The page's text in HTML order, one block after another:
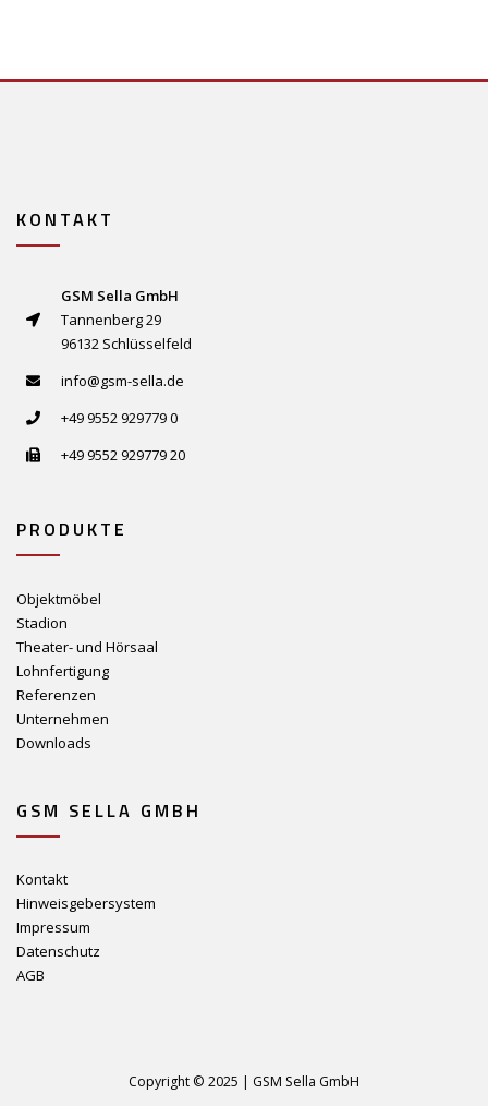
KONTAKT
GSM Sella GmbH
Tannenberg 29
96132 Schlüsselfeld
info@gsm-sella.de
+49 9552 929779 0
+49 9552 929779 20
PRODUKTE
Objektmöbel
Stadion
Theater- und Hörsaal
Lohnfertigung
Referenzen
Unternehmen
Downloads
GSM SELLA GMBH
Kontakt
Hinweisgebersystem
Impressum
Datenschutz
AGB
Copyright © 2025 | GSM Sella GmbH